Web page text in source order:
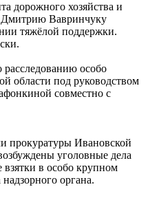
дорожного хозяйства и
Дмитрию Вавринчуку
тяжёлой поддержки.
расследованию особо
области под руководством
совместно с
прокуратуры Ивановской
уголовные дела
в особо крупном
органа.